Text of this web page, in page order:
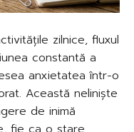
zilnice, fluxul
constantă a
anxietatea într-o
Această neliniște
de inimă